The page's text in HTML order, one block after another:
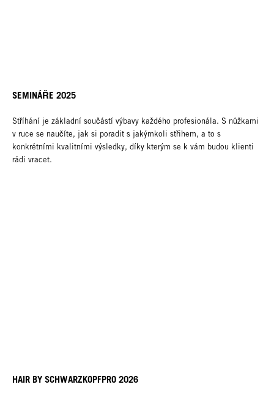
SEMINÁŘE 2025
Stříhání je základní součástí výbavy každého profesionála. S nůžkami
v ruce se naučíte, jak si poradit s jakýmkoli střihem, a to s
konkrétními kvalitními výsledky, díky kterým se k vám budou klienti
rádi vracet.
HAIR BY SCHWARZKOPFPRO 2026